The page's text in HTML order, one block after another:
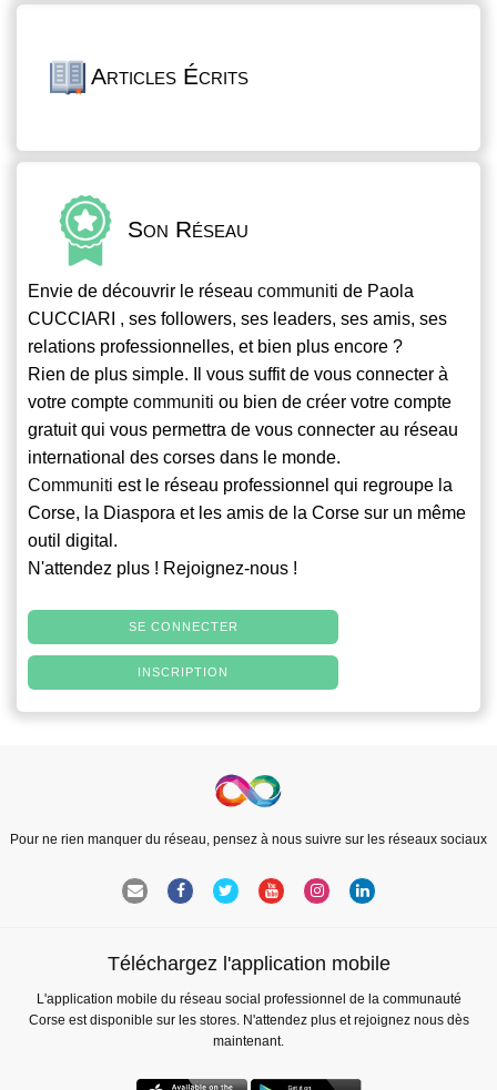
Articles Écrits
Son Réseau
Envie de découvrir le réseau communiti de Paola
CUCCIARI , ses followers, ses leaders, ses amis, ses
relations professionnelles, et bien plus encore ?
Rien de plus simple. Il vous suffit de vous connecter à
votre compte communiti ou bien de créer votre compte
gratuit qui vous permettra de vous connecter au réseau
international des corses dans le monde.
Communiti est le réseau professionnel qui regroupe la
Corse, la Diaspora et les amis de la Corse sur un même
outil digital.
N'attendez plus ! Rejoignez-nous !
SE CONNECTER
INSCRIPTION
Pour ne rien manquer du réseau, pensez à nous suivre sur les réseaux sociaux
Téléchargez l'application mobile
L'application mobile du réseau social professionnel de la communauté
Corse est disponible sur les stores. N'attendez plus et rejoignez nous dès
maintenant.